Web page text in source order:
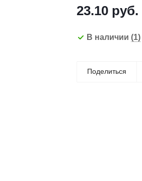
23.10 руб.
В наличии (1)
Поделиться